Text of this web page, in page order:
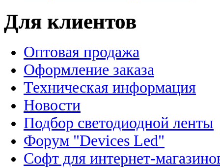
Для клиентов
Оптовая продажа
Оформление заказа
Техническая информация
Новости
Подбор светодиодной ленты
Форум "Devices Led"
Софт для интернет-